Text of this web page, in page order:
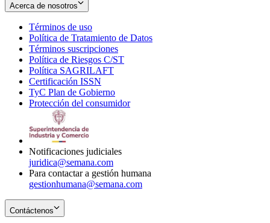
Acerca de nosotros
Términos de uso
in
new
window
Política de Tratamiento de Datos
Términos suscripciones
in
Política de Riesgos C/ST
Política SAGRILAFT
new
window
Certificación ISSN
in
new
TyC Plan de Gobierno
in
Protección del consumidorOpens
Notificaciones judiciales
juridica@semana.com
Para contactar a gestión humana
gestionhumana@semana.com
Contáctenos